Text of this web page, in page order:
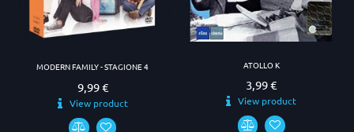
MODERN FAMILY - STAGIONE 4
Prezzo
9,99 €
View product
ATOLLO K
Prezzo
3,99 €
View product